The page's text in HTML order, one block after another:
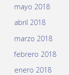
mayo 2018
abril 2018
marzo 2018
febrero 2018
enero 2018